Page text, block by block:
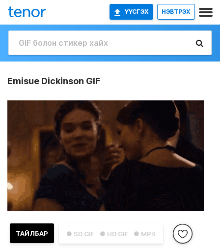
ҮҮСГЭХ НЭВТРЭХ
Emisue Dickinson GIF
● SD GIF ● HD GIF ● MP4
ТАЙЛБАР